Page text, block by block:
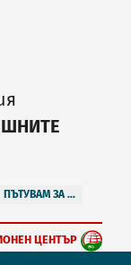
ПЪТУВАМ ЗА ...
ЦЕНТЪР